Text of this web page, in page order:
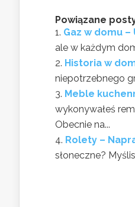
Powiązane
Gaz w domu –
ale w każdym
Historia w
niepotrzebnego
Meble
wykonywałeś
Obecnie na...
Rolety –
słoneczne?